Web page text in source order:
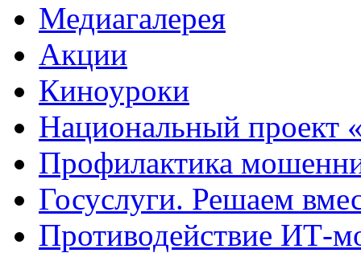
Медиагалерея
Акции
Киноуроки
Национальный проект
Профилактика
Госуслуги. Решаем
Противодействие ИТ-